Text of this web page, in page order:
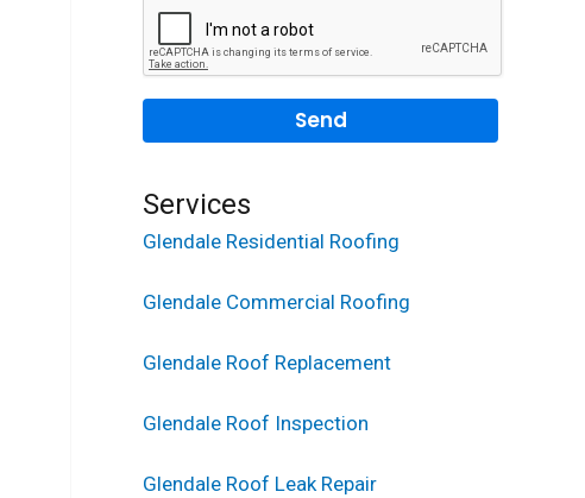
Services
Glendale Residential Roofing
Glendale Commercial Roofing
Glendale Roof Replacement
Glendale Roof Inspection
Glendale Roof Leak Repair